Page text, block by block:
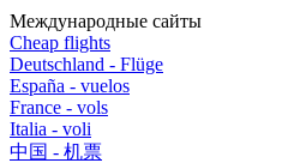
Международные сайты
Cheap flights
Deutschland - Flüge
España - vuelos
France - vols
Italia - voli
中国 - 机票